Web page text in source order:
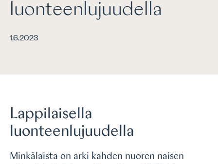
luonteenlujuudella
1.6.2023
Lappilaisella
luonteenlujuudella
Minkälaista on arki kahden nuoren naisen